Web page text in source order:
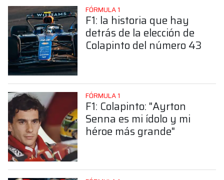
FÓRMULA 1
F1: la historia que hay
detrás de la elección de
Colapinto del número 43
FÓRMULA 1
F1: Colapinto: "Ayrton
Senna es mi ídolo y mi
héroe más grande"